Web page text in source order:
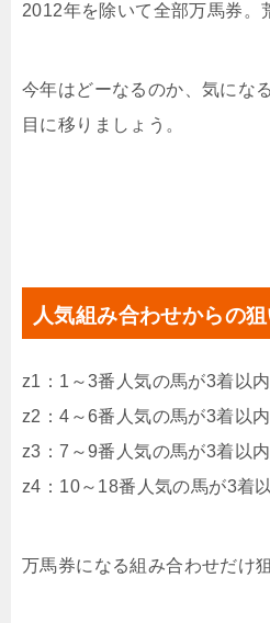
2012年を除いて全部万馬券。
今年はどーなるのか、気にな
目に移りましょう。
人気組み合わせからの狙
z1：1～3番人気の馬が3着以
z2：4～6番人気の馬が3着以
z3：7～9番人気の馬が3着以
z4：10～18番人気の馬が3着
万馬券になる組み合わせだけ